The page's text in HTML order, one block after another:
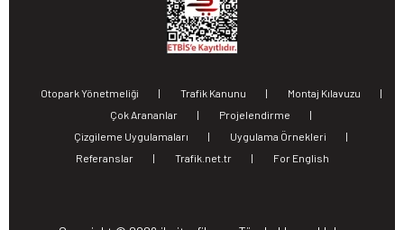
Otopark Yönetmeliği | Trafik Kanunu | Montaj Kılavuzu
|
Çok Arananlar
| Projelendirme
|
Çizgileme Uygulamaları
| Uygulama Örnekleri
|
Referanslar
| Trafik.net.tr | For English